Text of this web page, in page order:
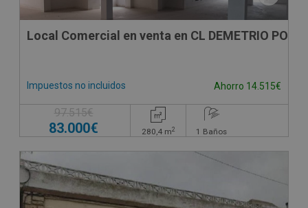
Local Comercial en venta en CL DEMETRIO
Impuestos no incluidos Ahorro 14.515€
97.515€
83.000€ 280,4 m2 1 Baños